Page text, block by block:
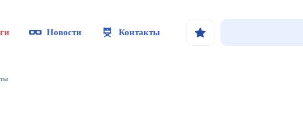
Новости Контакты